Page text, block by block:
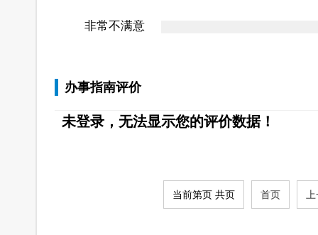
非常不满意
办事指南评价
未登录，无法显示您的评价数据！
当前第页 共页 首页